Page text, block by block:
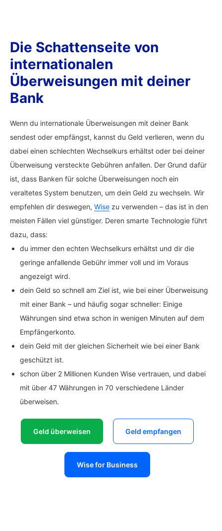
Die Schattenseite von
internationalen
Überweisungen mit deiner
Bank
Wenn du internationale Überweisungen mit deiner Bank
sendest oder empfängst, kannst du Geld verlieren, wenn du
dabei einen schlechten Wechselkurs erhältst oder bei deiner
Überweisung versteckte Gebühren anfallen. Der Grund dafür
ist, dass Banken für solche Überweisungen noch ein
veraltetes System benutzen, um dein Geld zu wechseln. Wir
empfehlen dir deswegen, Wise zu verwenden – das ist in den
meisten Fällen viel günstiger. Deren smarte Technologie führt
dazu, dass:
du immer den echten Wechselkurs erhältst und dir die
geringe anfallende Gebühr immer voll und im Voraus
angezeigt wird.
dein Geld so schnell am Ziel ist, wie bei einer Überweisung
mit einer Bank – und häufig sogar schneller: Einige
Währungen sind etwa schon in wenigen Minuten auf dem
Empfängerkonto.
dein Geld mit der gleichen Sicherheit wie bei einer Bank
geschützt ist.
schon über 2 Millionen Kunden Wise vertrauen, und dabei
mit über 47 Währungen in 70 verschiedene Länder
überweisen.
Geld überweisen Geld empfangen
Wise for Business